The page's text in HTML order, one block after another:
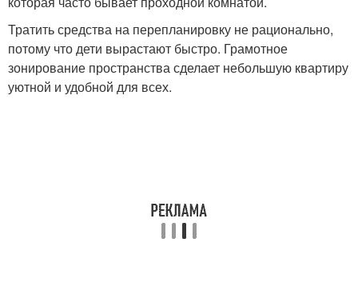
Тратить средства на перепланировку не рационально,
потому что дети вырастают быстро. Грамотное
зонирование пространства сделает небольшую квартиру
уютной и удобной для всех.